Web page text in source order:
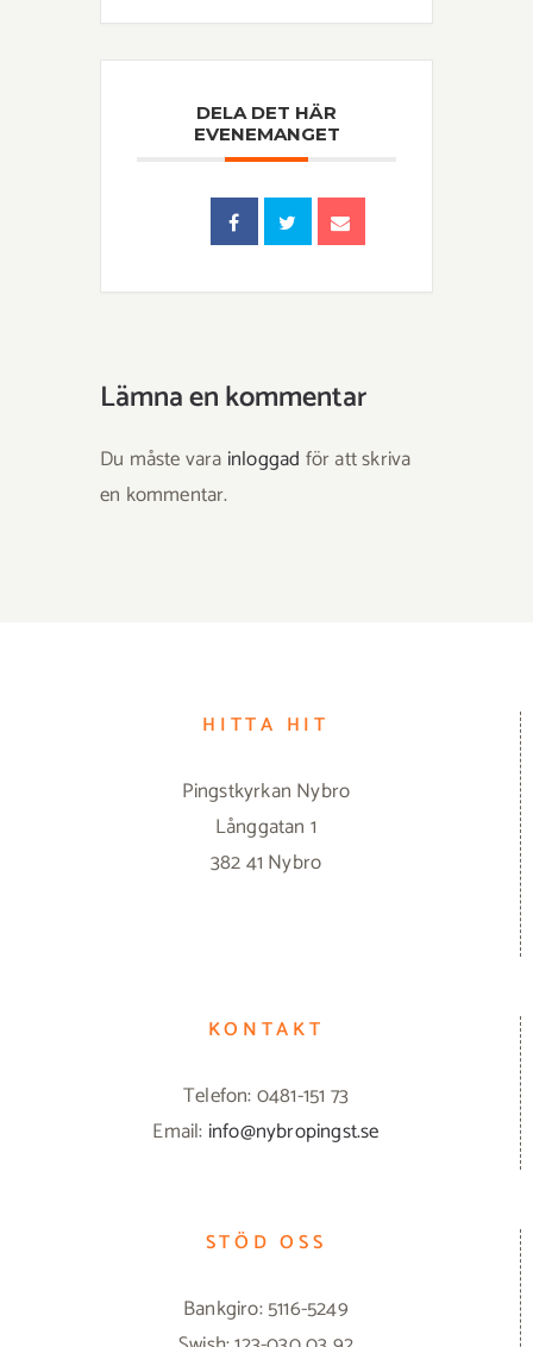
DELA DET HÄR
EVENEMANGET
Lämna en kommentar
Du måste vara inloggad för att skriva
en kommentar.
HITTA HIT
Pingstkyrkan Nybro
Långgatan 1
382 41 Nybro
KONTAKT
Telefon: 0481-151 73
Email: info@nybropingst.se
STÖD OSS
Bankgiro: 5116-5249